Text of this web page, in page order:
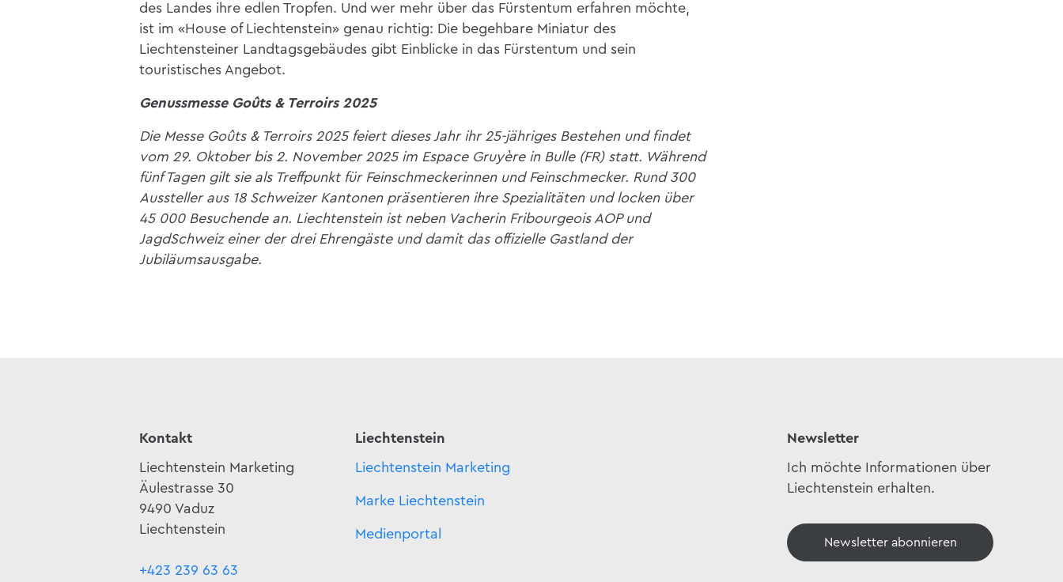
des Landes ihre edlen Tropfen. Und wer mehr über das Fürstentum erfahren möchte,
ist im «House of Liechtenstein» genau richtig: Die begehbare Miniatur des
Liechtensteiner Landtagsgebäudes gibt Einblicke in das Fürstentum und sein
touristisches Angebot.
Genussmesse Goûts & Terroirs 2025
Die Messe Goûts & Terroirs 2025 feiert dieses Jahr ihr 25-jähriges Bestehen und findet
vom 29. Oktober bis 2. November 2025 im Espace Gruyère in Bulle (FR) statt. Während
fünf Tagen gilt sie als Treffpunkt für Feinschmeckerinnen und Feinschmecker. Rund 300
Aussteller aus 18 Schweizer Kantonen präsentieren ihre Spezialitäten und locken über
45 000 Besuchende an. Liechtenstein ist neben Vacherin Fribourgeois AOP und
JagdSchweiz einer der drei Ehrengäste und damit das offizielle Gastland der
Jubiläumsausgabe.
Kontakt
Liechtenstein Marketing
Äulestrasse 30
9490 Vaduz
Liechtenstein
+423 239 63 63
Liechtenstein
Liechtenstein Marketing
Marke Liechtenstein
Medienportal
Newsletter
Ich möchte Informationen über
Liechtenstein erhalten.
Newsletter abonnieren